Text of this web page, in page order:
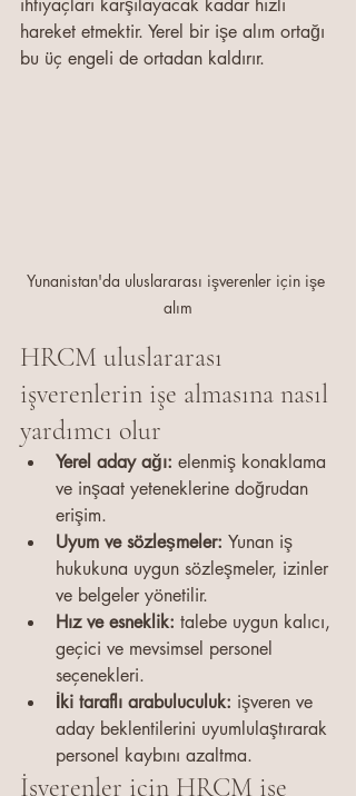
ihtiyaçları karşılayacak kadar hızlı
hareket etmektir. Yerel bir işe alım ortağı
bu üç engeli de ortadan kaldırır.
Yunanistan'da uluslararası işverenler için işe
alım
HRCM uluslararası
işverenlerin işe almasına nasıl
yardımcı olur
Yerel aday ağı: elenmiş konaklama
ve inşaat yeteneklerine doğrudan
erişim.
Uyum ve sözleşmeler: Yunan iş
hukukuna uygun sözleşmeler, izinler
ve belgeler yönetilir.
Hız ve esneklik: talebe uygun kalıcı,
geçici ve mevsimsel personel
seçenekleri.
İki taraflı arabuluculuk: işveren ve
aday beklentilerini uyumlulaştırarak
personel kaybını azaltma.
İşverenler için HRCM işe